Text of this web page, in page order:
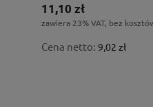
11,10 zł
zawiera 23% VAT, bez
Cena netto: 9,02 zł